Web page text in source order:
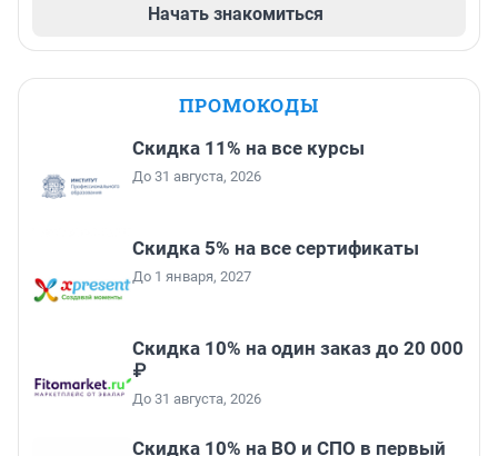
Начать знакомиться
ПРОМОКОДЫ
Скидка 11% на все курсы
До 31 августа, 2026
Скидка 5% на все сертификаты
До 1 января, 2027
Скидка 10% на один заказ до 20 000
₽
До 31 августа, 2026
Скидка 10% на ВО и СПО в первый